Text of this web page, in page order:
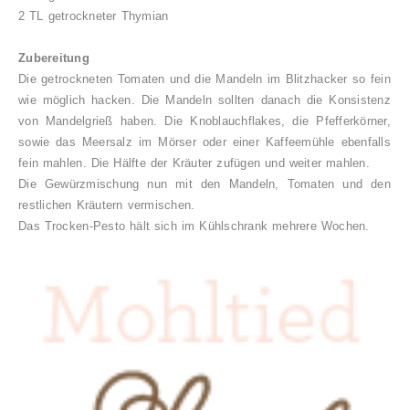
2 TL getrockneter Thymian
Zubereitung
Die getrockneten Tomaten und die Mandeln im Blitzhacker so fein
wie möglich hacken. Die Mandeln sollten danach die Konsistenz
von Mandelgrieß haben. Die Knoblauchflakes, die Pfefferkörner,
sowie das Meersalz im Mörser oder einer Kaffeemühle ebenfalls
fein mahlen. Die Hälfte der Kräuter zufügen und weiter mahlen.
Die Gewürzmischung nun mit den Mandeln, Tomaten und den
restlichen Kräutern vermischen.
Das Trocken-Pesto hält sich im Kühlschrank mehrere Wochen.